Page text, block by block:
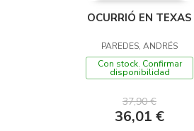
OCURRIÓ EN TEXAS
PAREDES, ANDRÉS
Con stock. Confirmar
disponibilidad
37,90 €
36,01 €